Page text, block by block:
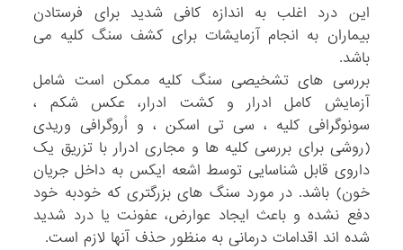
این درد اغلب به اندازه کافی شدید برای فرستادن
بیماران به انجام آزمایشات برای کشف سنگ کلیه می
باشد.
بررسی های تشخیصی سنگ کلیه ممکن است شامل
آزمایش کامل ادرار و کشت ادرار، عکس شکم ،
سونوگرافی کلیه ، سی تی اسکن ، و اُروگرافی وریدی
(روشی برای بررسی کلیه ها و مجاری ادرار با تزریق یک
داروی قابل شناسایی توسط اشعه ایکس به داخل جریان
خون) باشد. در مورد سنگ های بزرگتری که خودبه خود
دفع نشده و باعث ایجاد عوارض، عفونت یا درد شدید
شده اند اقدامات درمانی به منظور حذف آنها لازم است.